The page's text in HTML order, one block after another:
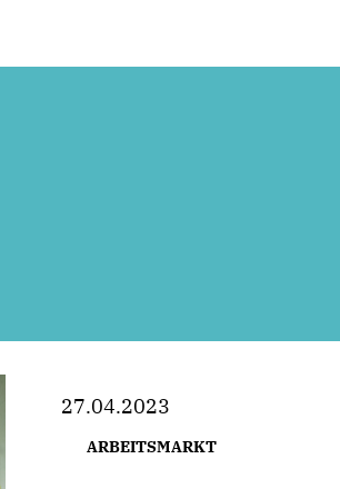
27.04.2023
ARBEITSMARKT